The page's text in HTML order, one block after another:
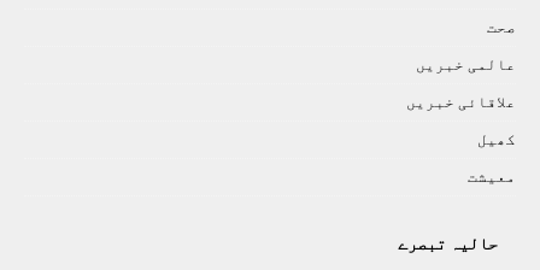
صحت
عالمی خبريں
علاقائی خبريں
کھيل
معيشت
حالیہ تبصرے